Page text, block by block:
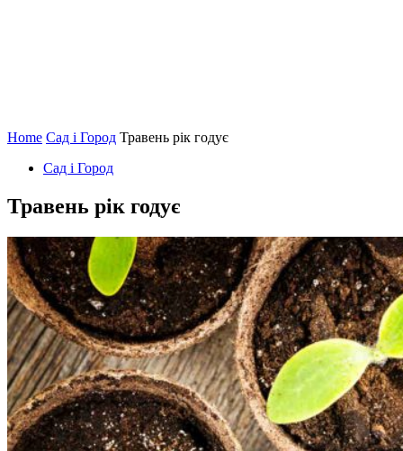
Home Сад і Город Травень рік годує
Сад і Город
Травень рік годує